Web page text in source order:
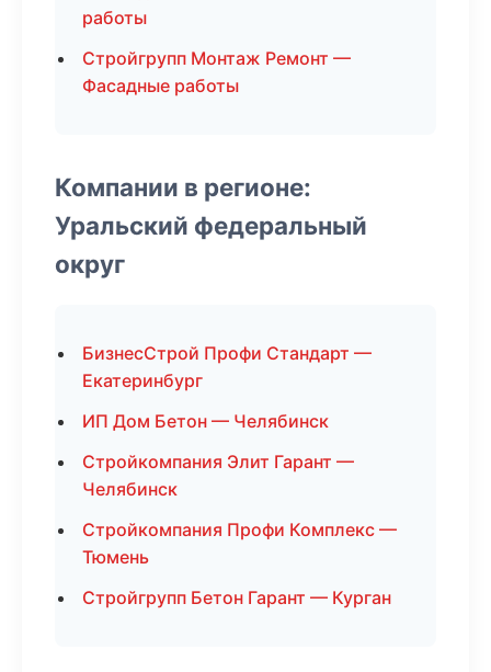
работы
Стройгрупп Монтаж Ремонт —
Фасадные работы
Компании в регионе:
Уральский федеральный
округ
БизнесСтрой Профи Стандарт —
Екатеринбург
ИП Дом Бетон — Челябинск
Стройкомпания Элит Гарант —
Челябинск
Стройкомпания Профи Комплекс —
Тюмень
Стройгрупп Бетон Гарант — Курган